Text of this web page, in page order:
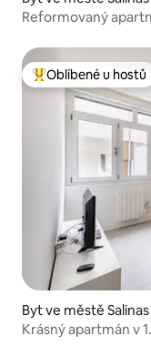
Reformovaný
Nejlepší v kategorii
Oblíbené u hostů
Byt ve městě Salinas
Krásný apartmán v